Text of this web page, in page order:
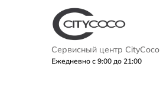
Сервисный центр CityCoco
Ежедневно с 9:00 до 21:00